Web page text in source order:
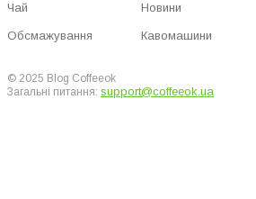
Чай
Обсмажування
Новини
Кавомашини
© 2025 Blog Coffeeok
Загальні питання: support@coffeeok.ua